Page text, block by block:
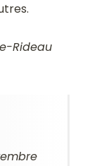
Rideau